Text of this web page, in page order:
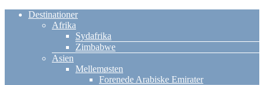
Destinationer
Afrika
Sydafrika
Zimbabwe
Asien
Mellemøsten
Forenede Arabiske Emirater